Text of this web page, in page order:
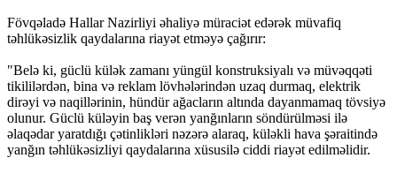
Fövqəladə Hallar Nazirliyi əhaliyə müraciət edərək müvafiq
təhlükəsizlik qaydalarına riayət etməyə çağırır:
"Belə ki, güclü külək zamanı yüngül konstruksiyalı və müvəqqəti
tikililərdən, bina və reklam lövhələrindən uzaq durmaq, elektrik
dirəyi və naqillərinin, hündür ağacların altında dayanmamaq tövsiyə
olunur. Güclü küləyin baş verən yanğınların söndürülməsi ilə
əlaqədar yaratdığı çətinlikləri nəzərə alaraq, küləkli hava şəraitində
yanğın təhlükəsizliyi qaydalarına xüsusilə ciddi riayət edilməlidir.